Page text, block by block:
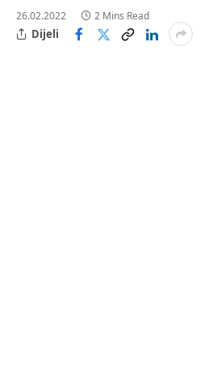
26.02.2022 2 Mins Read
Dijeli